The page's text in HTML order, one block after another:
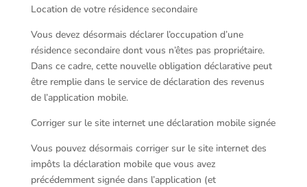
Location de votre résidence secondaire
Vous devez désormais déclarer l’occupation d’une
résidence secondaire dont vous n’êtes pas propriétaire.
Dans ce cadre, cette nouvelle obligation déclarative peut
être remplie dans le service de déclaration des revenus
de l’application mobile.
Corriger sur le site internet une déclaration mobile signée
Vous pouvez désormais corriger sur le site internet des
impôts la déclaration mobile que vous avez
précédemment signée dans l’application (et